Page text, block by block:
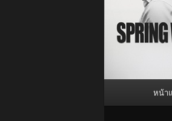
หน้า